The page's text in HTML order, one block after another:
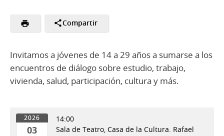
Compartir
Invitamos a jóvenes de 14 a 29 años a sumarse a los
encuentros de diálogo sobre estudio, trabajo,
vivienda, salud, participación, cultura y más.
2026
03
14:00
Sala de Teatro, Casa de la Cultura. Rafael